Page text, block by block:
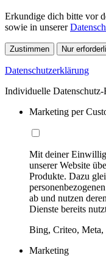
Erkundige dich bitte vor
sowie in unserer
Zustimmen Nur
Datenschutzerklärung
Individuelle Datenschutz-
Marketing per
Mit deiner
unserer Website
Produkte. Dazu
ab und nutzen
Dienste bereits
Bing, Criteo,
Marketing